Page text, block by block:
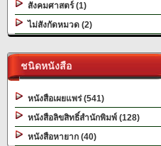
สังคมศาสตร์ (1)
ไม่สังกัดหมวด (2)
ชนิดหนังสือ
หนังสือเผยแพร่ (541)
หนังสือลิขสิทธิ์สำนักพิมพ์ (128)
หนังสือหายาก (40)